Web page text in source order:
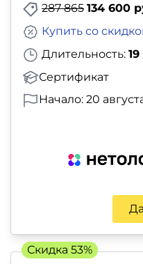
287 865 134 600
Длительность:
Сертификат
Купить со
Начало: 20
Скидка 53%